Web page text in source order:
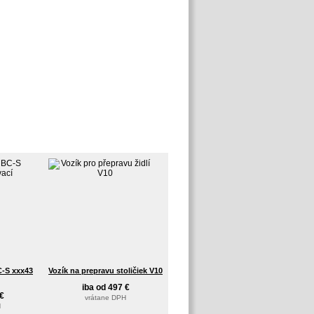
S xxx43 Vozík na prepravu stoličiek V10
iba od 497 €
vrátane DPH